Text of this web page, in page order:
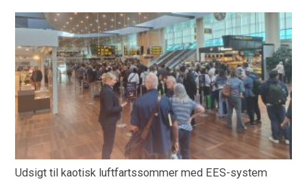
Udsigt til kaotisk luftfartssommer med EES-system